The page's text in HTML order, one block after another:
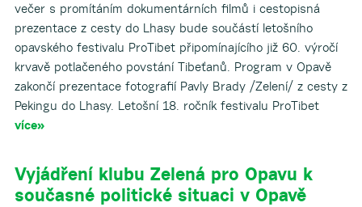
večer s promítáním dokumentárních filmů i cestopisná
prezentace z cesty do Lhasy bude součástí letošního
opavského festivalu ProTibet připomínajícího již 60. výročí
krvavě potlačeného povstání Tibeťanů. Program v Opavě
zakončí prezentace fotografií Pavly Brady /Zelení/ z cesty z
Pekingu do Lhasy. Letošní 18. ročník festivalu ProTibet
více»
Vyjádření klubu Zelená pro Opavu k
současné politické situaci v Opavě